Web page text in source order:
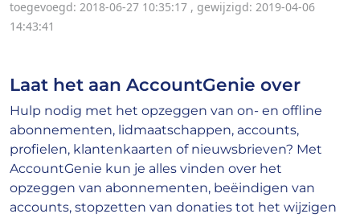
toegevoegd: 2018-06-27 10:35:17 , gewijzigd: 2019-04-06
14:43:41
Laat het aan AccountGenie over
Hulp nodig met het opzeggen van on- en offline
abonnementen, lidmaatschappen, accounts,
profielen, klantenkaarten of nieuwsbrieven? Met
AccountGenie kun je alles vinden over het
opzeggen van abonnementen, beëindigen van
accounts, stopzetten van donaties tot het wijzigen